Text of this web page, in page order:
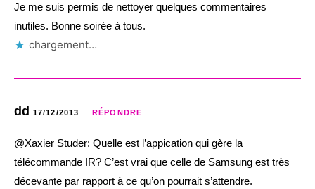
Je me suis permis de nettoyer quelques commentaires
inutiles. Bonne soirée à tous.
chargement…
dd 17/12/2013 RÉPONDRE
@Xaxier Studer: Quelle est l’appication qui gère la
télécommande IR? C’est vrai que celle de Samsung est très
décevante par rapport à ce qu’on pourrait s’attendre.